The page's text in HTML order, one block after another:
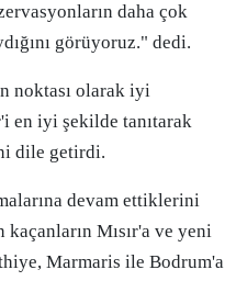
daha çok
görüyoruz." dedi.
noktası olarak iyi
en iyi şekilde tanıtarak
dile getirdi.
devam ettiklerini
Mısır'a ve yeni
Marmaris ile Bodrum'a